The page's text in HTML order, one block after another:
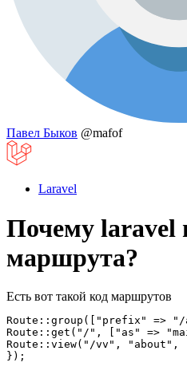
Павел Быков @mafof
Laravel
Почему laravel
маршрута?
Есть вот такой код маршрутов
Route::group(["prefix" =>
Route::get("/", ["as" =>
Route::view("/vv", "about",
});